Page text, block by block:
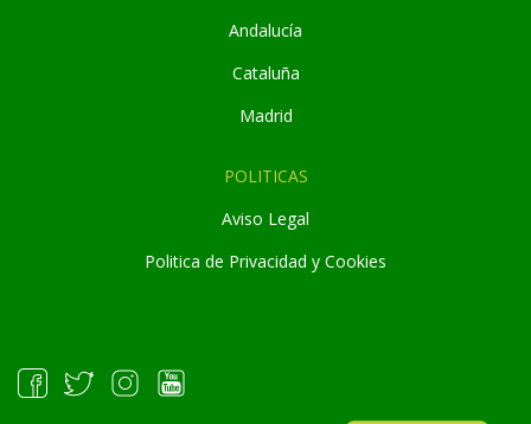
Andalucía
Cataluña
Madrid
POLITICAS
Aviso Legal
Politica de Privacidad y Cookies